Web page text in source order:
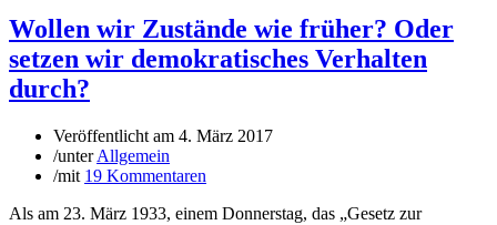
Wollen wir Zustände wie früher? Oder
setzen wir demokratisches Verhalten
durch?
Veröffentlicht am 4. März 2017
/unterAllgemein
/mit 19 Kommentaren
Als am 23. März 1933, einem Donnerstag, das „Gesetz zur